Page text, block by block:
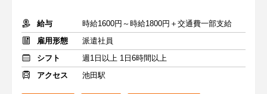
給与
時給1600円～時給1800円＋交通費一部支給
雇用形態
派遣社員
シフト
週1日以上 1日6時間以上
アクセス
池田駅